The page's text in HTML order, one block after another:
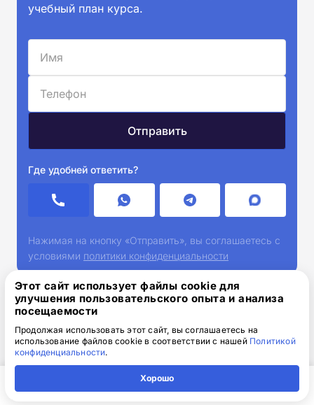
учебный план курса.
Где удобней ответить?
Нажимая на кнопку «Отправить», вы соглашаетесь с
условиями политики конфиденциальности
📑 Какие документы нужны
Документы зависят от формы аккредитации:
Этот сайт использует файлы cookie для
улучшения пользовательского опыта и анализа
посещаемости
Продолжая использовать этот сайт, вы соглашаетесь на
использование файлов cookie в соответствии с нашей Политикой
конфиденциальности.
Хорошо